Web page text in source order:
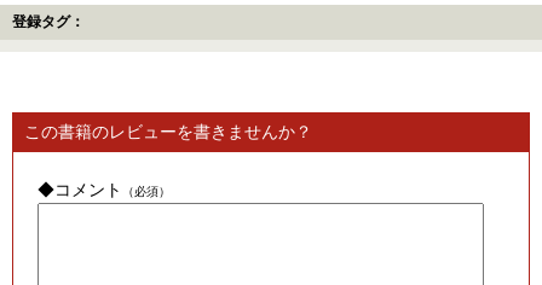
登録タグ：
この書籍のレビューを書きませんか？
◆コメント （必須）